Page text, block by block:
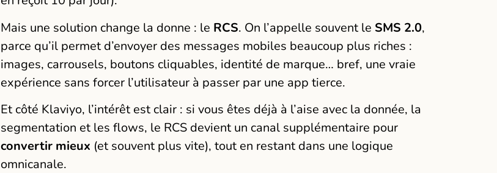
Mais une solution change la donne : le RCS. On l’appelle souvent le SMS 2.0,
parce qu’il permet d’envoyer des messages mobiles beaucoup plus riches :
images, carrousels, boutons cliquables, identité de marque… bref, une vraie
expérience sans forcer l’utilisateur à passer par une app tierce.
Et côté Klaviyo, l’intérêt est clair : si vous êtes déjà à l’aise avec la donnée, la
segmentation et les flows, le RCS devient un canal supplémentaire pour
convertir mieux (et souvent plus vite), tout en restant dans une logique
omnicanale.